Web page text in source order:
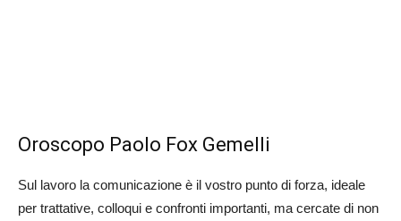
Oroscopo Paolo Fox Gemelli
Sul lavoro la comunicazione è il vostro punto di forza, ideale
per trattative, colloqui e confronti importanti, ma cercate di non